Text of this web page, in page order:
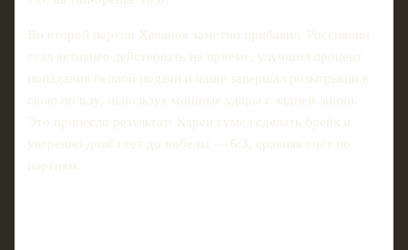
Во второй партии Хачанов заметно прибавил. Россиянин
стал активнее действовать на приёме, улучшил процент
попадания первой подачи и чаще завершал розыгрыши в
свою пользу, используя мощные удары с задней линии.
Это принесло результат: Карен сумел сделать брейк и
уверенно довёл сет до победы — 6:3, сравняв счёт по
партиям.